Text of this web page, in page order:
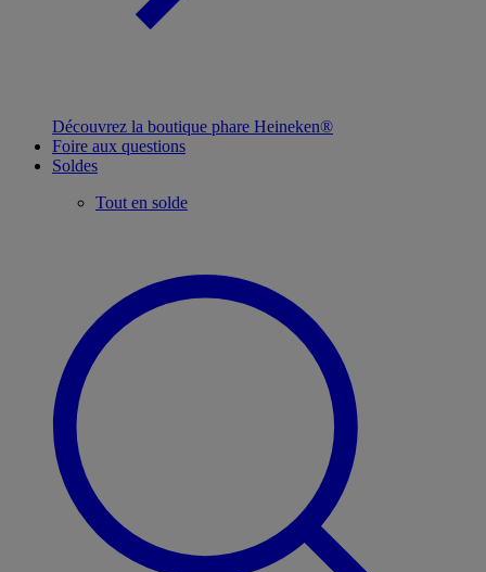
Découvrez la boutique phare Heineken®
Foire aux questions
Soldes
Tout en solde